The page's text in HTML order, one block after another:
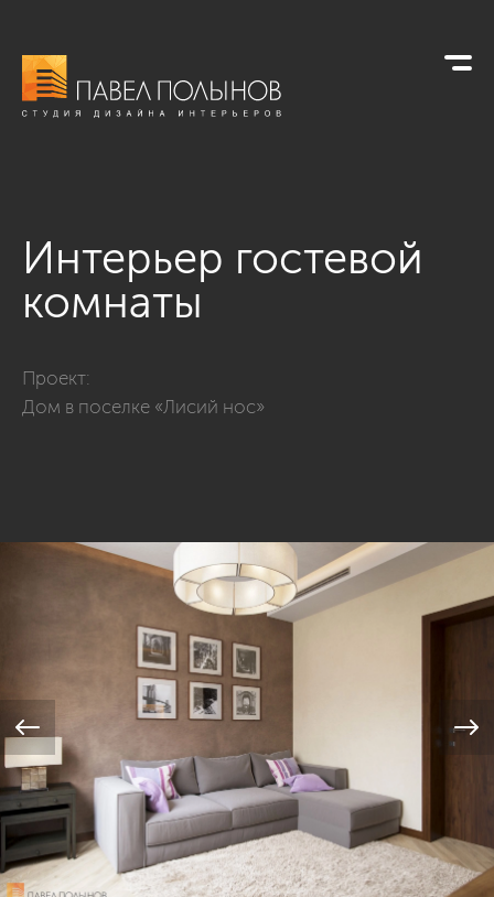
Интерьер гостевой
комнаты
Проект:
Дом в поселке «Лисий нос»